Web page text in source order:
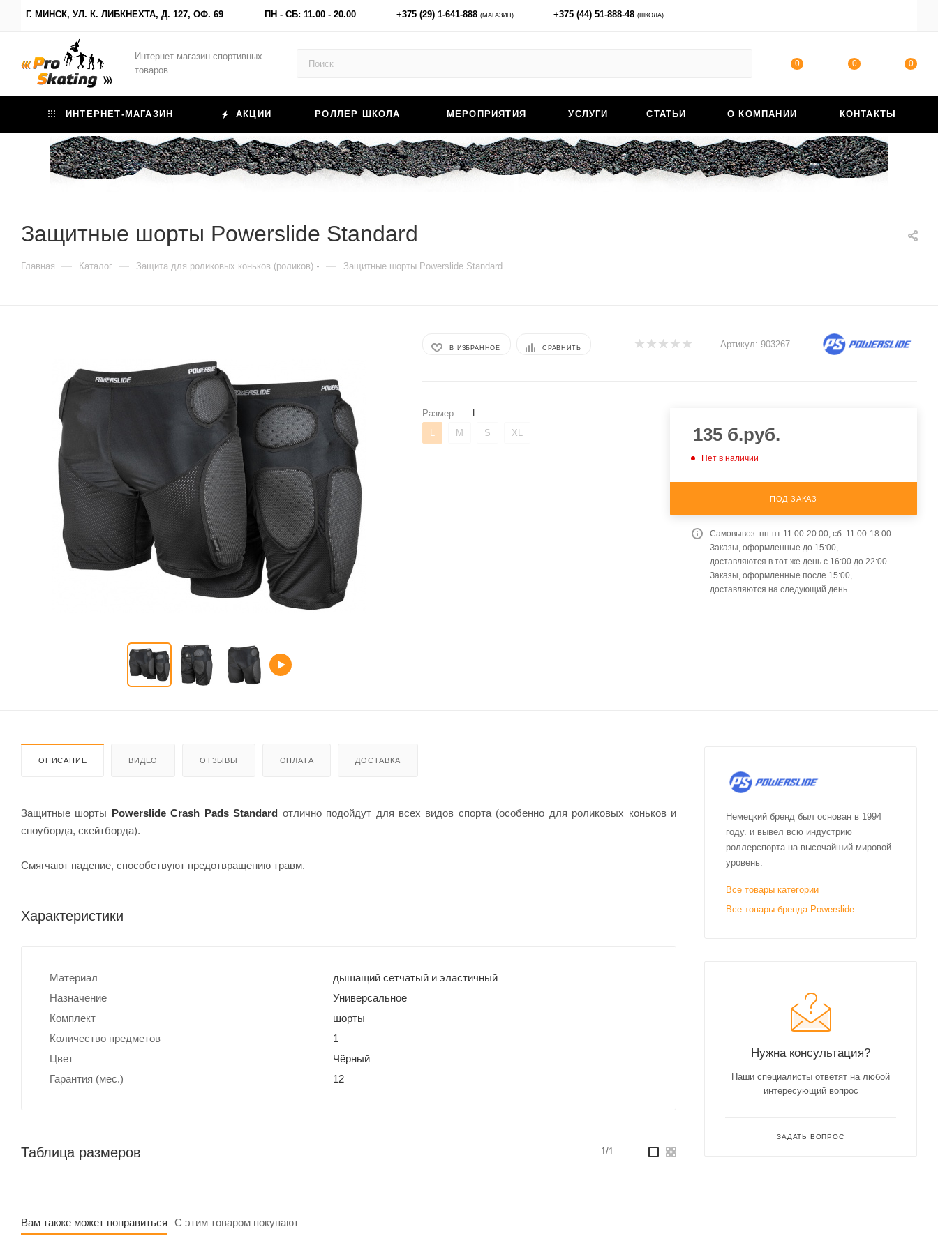
Г. МИНСК, УЛ. К. ЛИБКНЕХТА, Д. 127, ОФ. 69 ПН - СБ: 11.00 - 20.00 +375 (29) 1-641-888 (МАГАЗИН) +375 (44) 51-888-48(ШКОЛА)
Интернет-магазин спортивных
товаров
0 0 0
ИНТЕРНЕТ-МАГАЗИН АКЦИИ РОЛЛЕР ШКОЛА МЕРОПРИЯТИЯ УСЛУГИ СТАТЬИ О КОМПАНИИ КОНТАКТЫ
Защитные шорты Powerslide Standard
Главная — Каталог — Защита для роликовых коньков (роликов) — Защитные шорты Powerslide Standard
В ИЗБРАННОЕ СРАВНИТЬ Артикул: 903267
Размер — L
L
M S XL 135б.руб.
Нет в наличии
ПОД ЗАКАЗ
Самовывоз: пн-пт 11:00-20:00, сб: 11:00-18:00
Заказы, оформленные до 15:00,
доставляются в тот же день с 16:00 до 22:00.
Заказы, оформленные после 15:00,
доставляются на следующий день.
ОПИСАНИЕ ВИДЕО ОТЗЫВЫ ОПЛАТА ДОСТАВКА
Защитные шорты Powerslide Crash Pads Standard отлично подойдут для всех видов спорта (особенно для роликовых коньков и
сноуборда, скейтборда).
Смягчают падение, способствуют предотвращению травм.
Характеристики
Материал
дышащий сетчатый и эластичный
Назначение
Универсальное
Комплект
шорты
Количество предметов
1
Цвет
Чёрный
Гарантия (мес.)
12
Таблица размеров 1/1
Вам также может понравиться С этим товаром покупают
Немецкий бренд был основан в 1994
году. и вывел всю индустрию
роллерспорта на высочайший мировой
уровень.
Все товары категории
Все товары бренда Powerslide
Нужна консультация?
Наши специалисты ответят на любой
интересующий вопрос
ЗАДАТЬ ВОПРОС